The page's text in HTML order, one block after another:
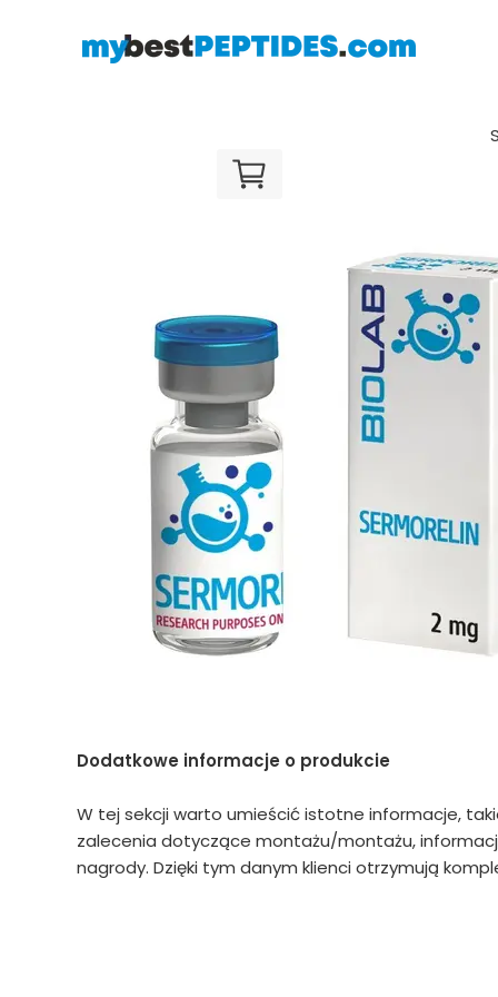
Dodatkowe informacje o produkcie
W tej sekcji warto umieścić istotne informacje,
zalecenia dotyczące montażu/montażu,
nagrody. Dzięki tym danym klienci otrzymują